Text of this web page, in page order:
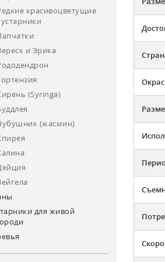
красивоцветущие
и Эрика
(Syringa)
(жасмин)
для живой